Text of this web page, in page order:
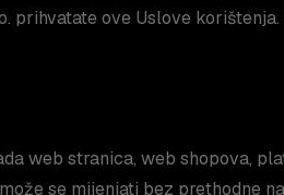
prihvatate ove Uslove
web stranica, web shopova,
se mijenjati bez prethodne